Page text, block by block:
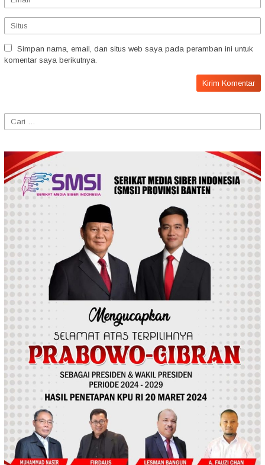
Simpan nama, email, dan situs web saya pada peramban ini untuk
komentar saya berikutnya.
Cari
untuk: